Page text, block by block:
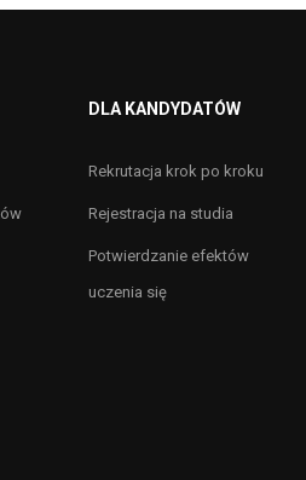
DLA KANDYDATÓW
Rekrutacja krok po kroku
Rejestracja na studia
Potwierdzanie efektów
uczenia się